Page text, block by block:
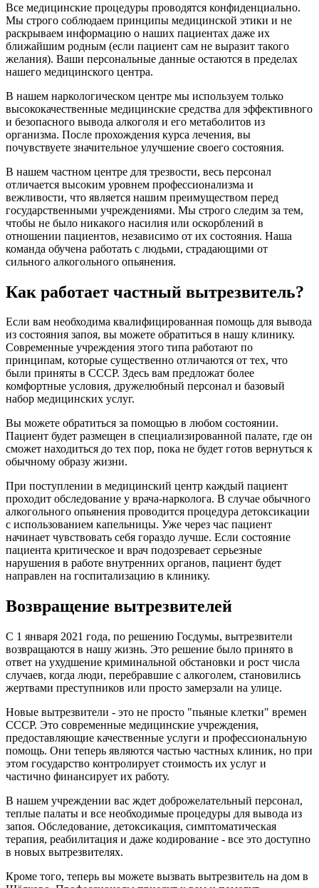
Все медицинские процедуры проводятся конфиденциально.
Мы строго соблюдаем принципы медицинской этики и не
раскрываем информацию о наших пациентах даже их
ближайшим родным (если пациент сам не выразит такого
желания). Ваши персональные данные остаются в пределах
нашего медицинского центра.
В нашем наркологическом центре мы используем только
высококачественные медицинские средства для эффективного
и безопасного вывода алкоголя и его метаболитов из
организма. После прохождения курса лечения, вы
почувствуете значительное улучшение своего состояния.
В нашем частном центре для трезвости, весь персонал
отличается высоким уровнем профессионализма и
вежливости, что является нашим преимуществом перед
государственными учреждениями. Мы строго следим за тем,
чтобы не было никакого насилия или оскорблений в
отношении пациентов, независимо от их состояния. Наша
команда обучена работать с людьми, страдающими от
сильного алкогольного опьянения.
Как работает частный вытрезвитель?
Если вам необходима квалифицированная помощь для вывода
из состояния запоя, вы можете обратиться в нашу клинику.
Современные учреждения этого типа работают по
принципам, которые существенно отличаются от тех, что
были приняты в СССР. Здесь вам предложат более
комфортные условия, дружелюбный персонал и базовый
набор медицинских услуг.
Вы можете обратиться за помощью в любом состоянии.
Пациент будет размещен в специализированной палате, где он
сможет находиться до тех пор, пока не будет готов вернуться к
обычному образу жизни.
При поступлении в медицинский центр каждый пациент
проходит обследование у врача-нарколога. В случае обычного
алкогольного опьянения проводится процедура детоксикации
с использованием капельницы. Уже через час пациент
начинает чувствовать себя гораздо лучше. Если состояние
пациента критическое и врач подозревает серьезные
нарушения в работе внутренних органов, пациент будет
направлен на госпитализацию в клинику.
Возвращение вытрезвителей
С 1 января 2021 года, по решению Госдумы, вытрезвители
возвращаются в нашу жизнь. Это решение было принято в
ответ на ухудшение криминальной обстановки и рост числа
случаев, когда люди, перебравшие с алкоголем, становились
жертвами преступников или просто замерзали на улице.
Новые вытрезвители - это не просто "пьяные клетки" времен
СССР. Это современные медицинские учреждения,
предоставляющие качественные услуги и профессиональную
помощь. Они теперь являются частью частных клиник, но при
этом государство контролирует стоимость их услуг и
частично финансирует их работу.
В нашем учреждении вас ждет доброжелательный персонал,
теплые палаты и все необходимые процедуры для вывода из
запоя. Обследование, детоксикация, симптоматическая
терапия, реабилитация и даже кодирование - все это доступно
в новых вытрезвителях.
Кроме того, теперь вы можете вызвать вытрезвитель на дом в